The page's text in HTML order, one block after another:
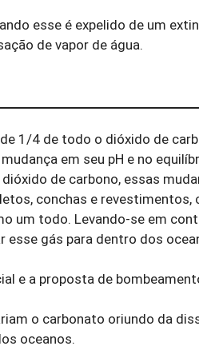
esse é expelido de um
de vapor de água.
1/4 de todo o dióxido de
em seu pH e no
de carbono, essas
conchas e revestimentos,
um todo. Levando-se em
esse gás para dentro dos
e a proposta de
o carbonato oriundo da
oceanos.